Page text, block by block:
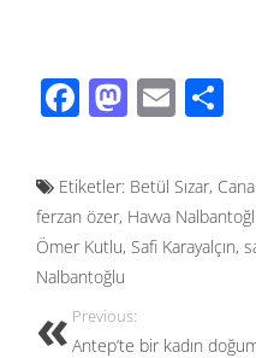
F
e
b
o
o
k
M
to
d
o
E
ail
e
Etiketler: Betül Sızar,
ferzan özer, Havva
Ömer Kutlu, Safi Karayalçın,
Nalbantoğlu
Previous:
Antep’te bir kadın